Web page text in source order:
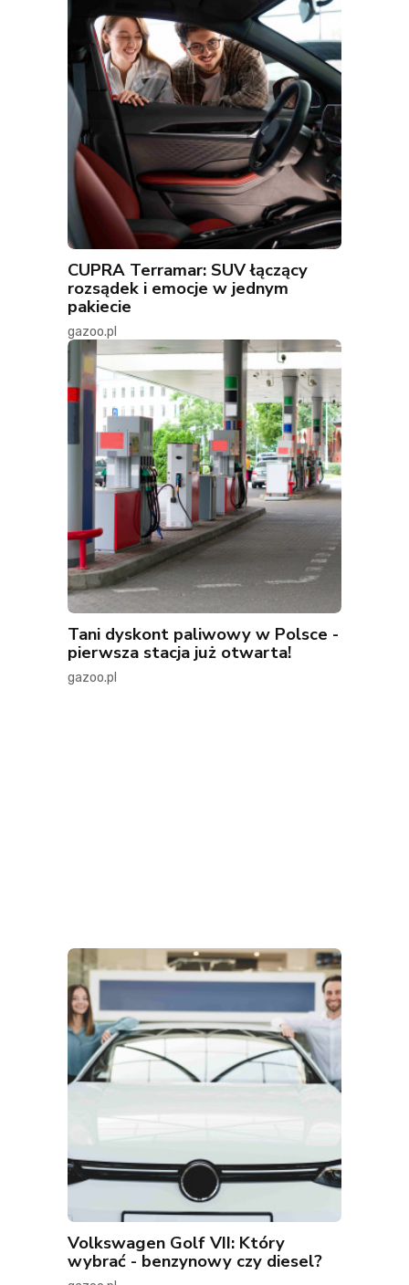
CUPRA Terramar: SUV łączący
rozsądek i emocje w jednym
pakiecie
gazoo.pl
Tani dyskont paliwowy w Polsce -
pierwsza stacja już otwarta!
gazoo.pl
Volkswagen Golf VII: Który
wybrać - benzynowy czy diesel?